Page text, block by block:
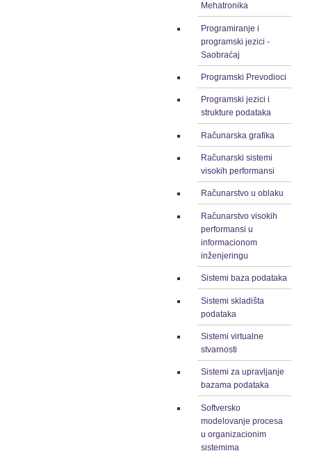
Mehatronika
Programiranje i
programski jezici -
Saobraćaj
Programski Prevodioci
Programski jezici i
strukture podataka
Računarska grafika
Računarski sistemi
visokih performansi
Računarstvo u oblaku
Računarstvo visokih
performansi u
informacionom
inženjeringu
Sistemi baza podataka
Sistemi skladišta
podataka
Sistemi virtualne
stvarnosti
Sistemi za upravljanje
bazama podataka
Softversko
modelovanje procesa
u organizacionim
sistemima